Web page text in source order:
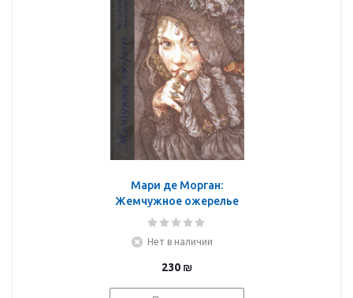
Мари де Морган:
Жемчужное ожерелье
Нет в наличии
230 ₪